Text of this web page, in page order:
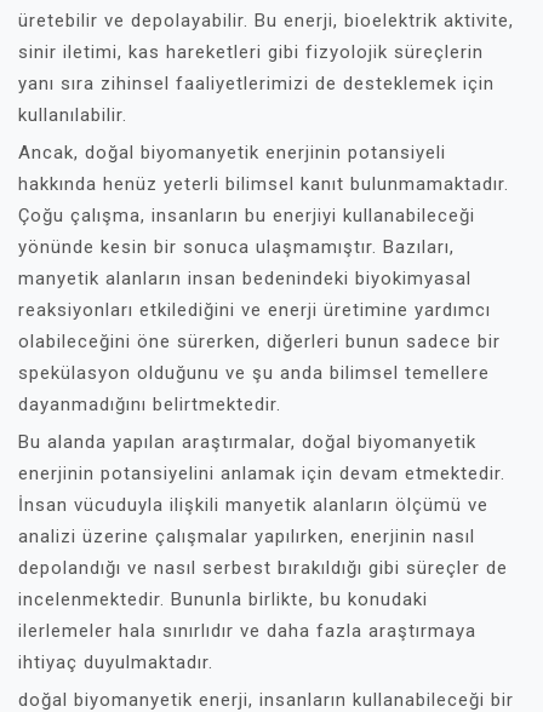
üretebilir ve depolayabilir. Bu enerji, bioelektrik aktivite,
sinir iletimi, kas hareketleri gibi fizyolojik süreçlerin
yanı sıra zihinsel faaliyetlerimizi de desteklemek için
kullanılabilir.
Ancak, doğal biyomanyetik enerjinin potansiyeli
hakkında henüz yeterli bilimsel kanıt bulunmamaktadır.
Çoğu çalışma, insanların bu enerjiyi kullanabileceği
yönünde kesin bir sonuca ulaşmamıştır. Bazıları,
manyetik alanların insan bedenindeki biyokimyasal
reaksiyonları etkilediğini ve enerji üretimine yardımcı
olabileceğini öne sürerken, diğerleri bunun sadece bir
spekülasyon olduğunu ve şu anda bilimsel temellere
dayanmadığını belirtmektedir.
Bu alanda yapılan araştırmalar, doğal biyomanyetik
enerjinin potansiyelini anlamak için devam etmektedir.
İnsan vücuduyla ilişkili manyetik alanların ölçümü ve
analizi üzerine çalışmalar yapılırken, enerjinin nasıl
depolandığı ve nasıl serbest bırakıldığı gibi süreçler de
incelenmektedir. Bununla birlikte, bu konudaki
ilerlemeler hala sınırlıdır ve daha fazla araştırmaya
ihtiyaç duyulmaktadır.
doğal biyomanyetik enerji, insanların kullanabileceği bir